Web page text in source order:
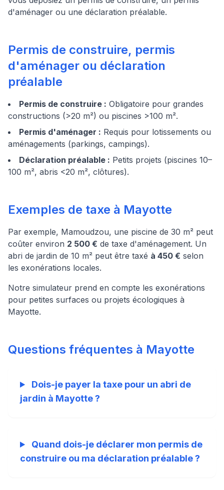
d'aménager ou une déclaration préalable.
Permis de construire, permis
d'aménager ou déclaration
préalable
Permis de construire : Obligatoire pour grandes
constructions (>20 m²) ou piscines >100 m².
Permis d'aménager : Requis pour lotissements ou
aménagements (parkings, campings).
Déclaration préalable : Petits projets (piscines 10–
100 m², abris <20 m², clôtures).
Exemples de taxe à Mayotte
Par exemple, Mamoudzou, une piscine de 30 m² peut
coûter environ 2 500 € de taxe d'aménagement. Un
abri de jardin de 10 m² peut être taxé à 450 € selon
les exonérations locales.
Notre simulateur prend en compte les exonérations
pour petites surfaces ou projets écologiques à
Mayotte.
Questions fréquentes à Mayotte
Dois-je payer la taxe pour un abri de
jardin à Mayotte ?
Quand dois-je déclarer mon permis de
construire ou ma déclaration préalable ?